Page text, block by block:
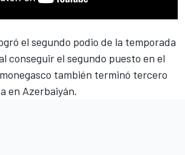
el segundo podio de la temporada
conseguir el segundo puesto en el
también terminó tercero
en Azerbaiyán.